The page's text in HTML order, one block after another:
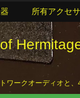
ワークオーディオと
所有アクセ